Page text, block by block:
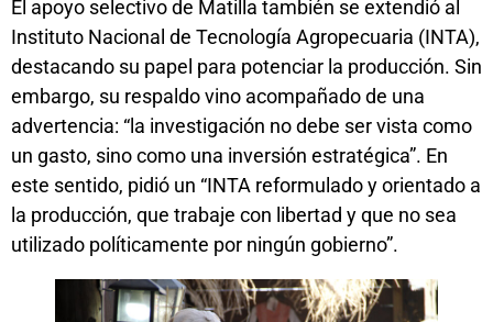
El apoyo selectivo de Matilla también se extendió al
Instituto Nacional de Tecnología Agropecuaria (INTA),
destacando su papel para potenciar la producción. Sin
embargo, su respaldo vino acompañado de una
advertencia: “la investigación no debe ser vista como
un gasto, sino como una inversión estratégica”. En
este sentido, pidió un “INTA reformulado y orientado a
la producción, que trabaje con libertad y que no sea
utilizado políticamente por ningún gobierno”.